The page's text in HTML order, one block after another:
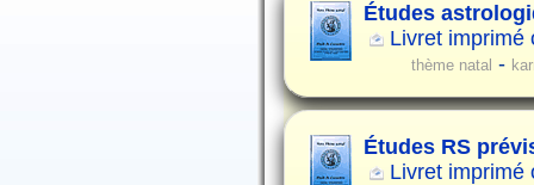
Études
Livret imprimé
thème natal -
Études RS
Livret imprimé